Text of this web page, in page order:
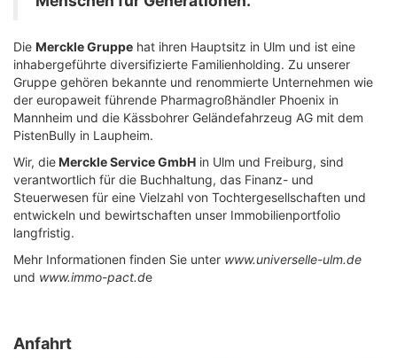
Die Merckle Gruppe hat ihren Hauptsitz in Ulm und ist eine
inhabergeführte diversifizierte Familienholding. Zu unserer
Gruppe gehören bekannte und renommierte Unternehmen wie
der europaweit führende Pharmagroßhändler Phoenix in
Mannheim und die Kässbohrer Geländefahrzeug AG mit dem
PistenBully in Laupheim.
Wir, dieMerckle Service GmbH in Ulm und Freiburg, sind
verantwortlich für die Buchhaltung, das Finanz- und
Steuerwesen für eine Vielzahl von Tochtergesellschaften und
entwickeln und bewirtschaften unser Immobilienportfolio
langfristig.
Mehr Informationen finden Sie unter www.universelle-ulm.de
und www.immo-pact.de
Anfahrt